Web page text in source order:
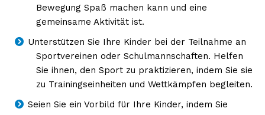
Bewegung Spaß machen kann und eine
gemeinsame Aktivität ist.
Unterstützen Sie Ihre Kinder bei der Teilnahme an
Sportvereinen oder Schulmannschaften. Helfen
Sie ihnen, den Sport zu praktizieren, indem Sie sie
zu Trainingseinheiten und Wettkämpfen begleiten.
Seien Sie ein Vorbild für Ihre Kinder, indem Sie